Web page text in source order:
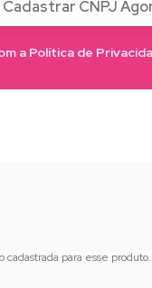
Cadastrar CNPJ
a Política de
cadastrada para esse produto.